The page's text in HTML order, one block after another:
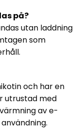
på?
utan laddning
som
och har en
utrustad med
av e-